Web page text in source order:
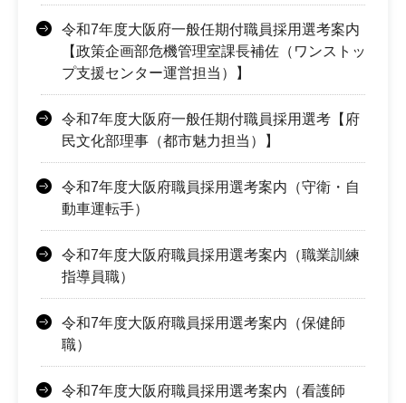
令和7年度大阪府一般任期付職員採用選考案内
【政策企画部危機管理室課長補佐（ワンストッ
プ支援センター運営担当）】
令和7年度大阪府一般任期付職員採用選考【府
民文化部理事（都市魅力担当）】
令和7年度大阪府職員採用選考案内（守衛・自
動車運転手）
令和7年度大阪府職員採用選考案内（職業訓練
指導員職）
令和7年度大阪府職員採用選考案内（保健師
職）
令和7年度大阪府職員採用選考案内（看護師